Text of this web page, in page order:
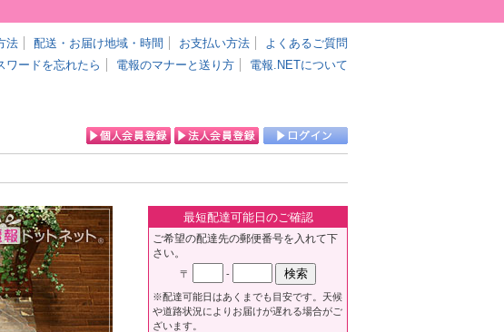
法 配送・お届け地域・時間 お支払い方法
よくあるご質問
ワードを忘れたら 電報のマナーと送り方 電報.NETについて
最短配達可能日のご確認
ご希望の配達先の郵便番号を入れて下
さい。
〒 -
※配達可能日はあくまでも目安です。天候
や道路状況によりお届けが遅れる場合がご
ざいます。